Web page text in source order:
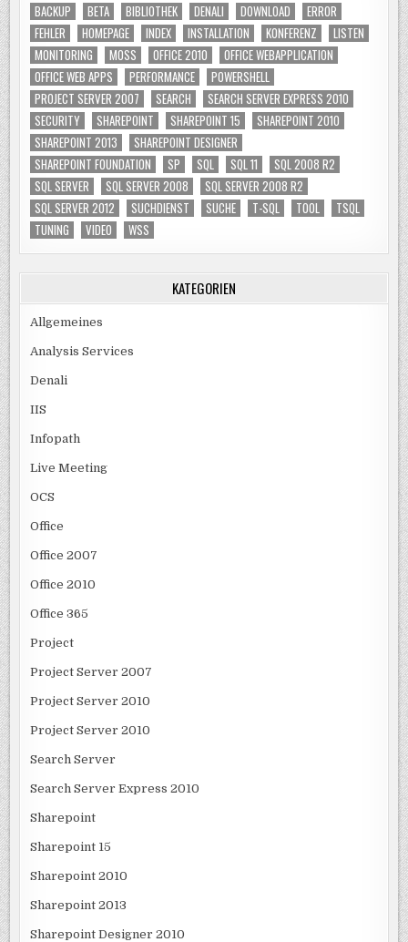
BACKUP BETA BIBLIOTHEK DENALI DOWNLOAD
ERROR
FEHLER
HOMEPAGE INDEX INSTALLATION KONFERENZ
LISTEN
MONITORING
MOSS OFFICE 2010
OFFICE WEBAPPLICATION
OFFICE WEB APPS
PERFORMANCE
POWERSHELL
PROJECT SERVER 2007
SEARCH
SEARCH SERVER EXPRESS 2010
SECURITY
SHAREPOINT SHAREPOINT 15
SHAREPOINT 2010
SHAREPOINT 2013
SHAREPOINT DESIGNER
SHAREPOINT FOUNDATION
SP SQL SQL 11
SQL 2008 R2
SQL SERVER
SQL SERVER 2008
SQL SERVER 2008 R2
SQL SERVER 2012
SUCHDIENST SUCHE T-SQL TOOL
TSQL
TUNING
VIDEO WSS
KATEGORIEN
Allgemeines
Analysis Services
Denali
IIS
Infopath
Live Meeting
OCS
Office
Office 2007
Office 2010
Office 365
Project
Project Server 2007
Project Server 2010
Project Server 2010
Search Server
Search Server Express 2010
Sharepoint
Sharepoint 15
Sharepoint 2010
Sharepoint 2013
Sharepoint Designer 2010